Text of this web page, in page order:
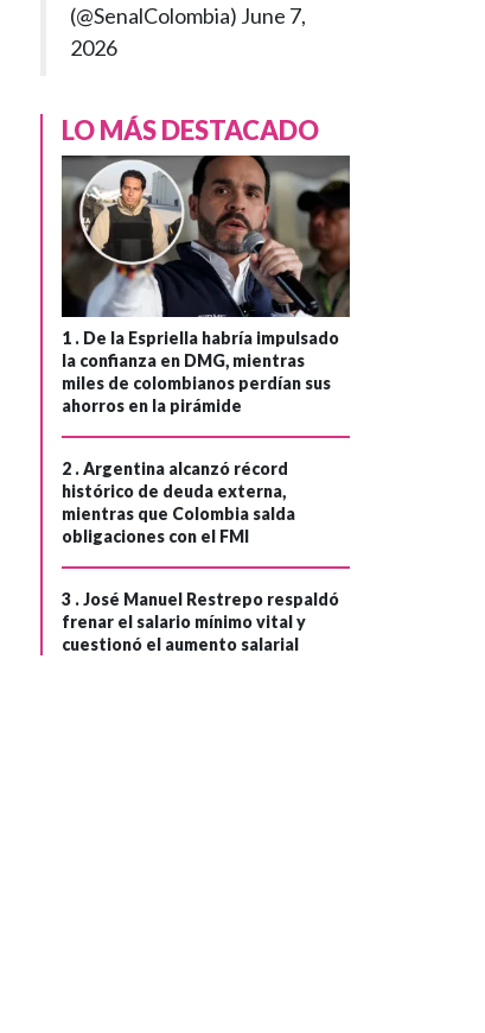
(@SenalColombia) June 7,
2026
LO MÁS DESTACADO
1 . De la Espriella habría impulsado
la confianza en DMG, mientras
miles de colombianos perdían sus
ahorros en la pirámide
2 .Argentina alcanzó récord
histórico de deuda externa,
mientras que Colombia salda
obligaciones con el FMI
3 .José Manuel Restrepo respaldó
frenar el salario mínimo vital y
cuestionó el aumento salarial